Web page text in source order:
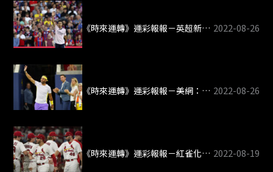
《時來運轉》運彩報報－英超新局：槍手3連勝獨佔榜首 紅軍未開胡倒數第5 2022-08-26
《時來運轉》運彩報報－美網：納達爾再次出發 斯威雅蒂力求回穩 2022-08-26
《時來運轉》運彩報報－紅雀化身憤怒鳥 客場獵捕響尾蛇 2022-08-19